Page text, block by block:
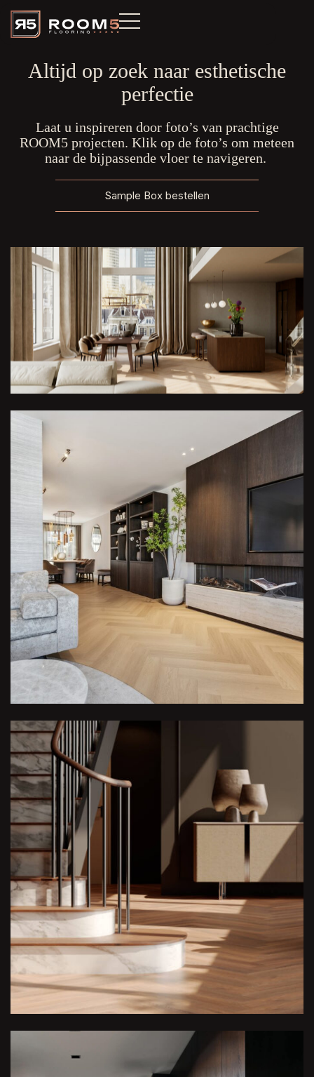
Altijd op zoek naar esthetische
perfectie
Laat u inspireren door foto’s van prachtige
ROOM5 projecten. Klik op de foto’s om meteen
naar de bijpassende vloer te navigeren.
Sample Box bestellen